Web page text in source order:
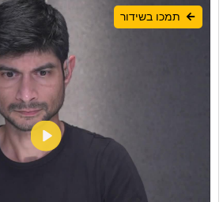
תמכו בשידור